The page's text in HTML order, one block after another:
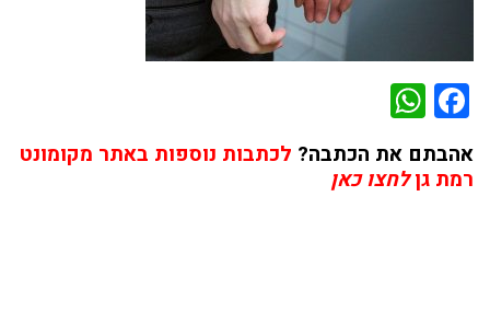
Facebook
אהבתם את הכתבה? לכתבות נוספות באתר מקומונט
רמת גןלחצו כאן